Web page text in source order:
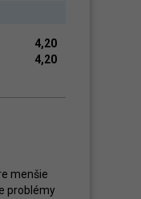
4,20
4,20
menšie
problémy